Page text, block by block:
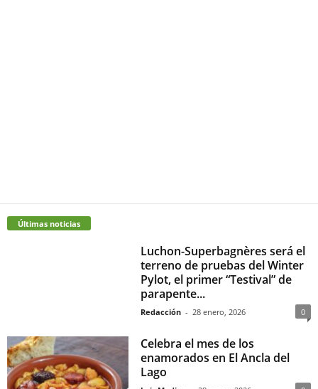
Últimas noticias
Luchon-Superbagnères será el
terreno de pruebas del Winter
Pylot, el primer “Testival” de
parapente...
Redacción - 28 enero, 2026 0
Celebra el mes de los
enamorados en El Ancla del
Lago